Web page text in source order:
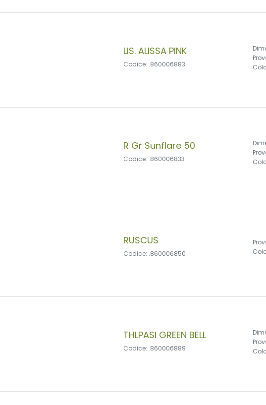
LIS. ALISSA PINK
Codice: .860006883
R Gr Sunflare 50
Codice: .860006833
RUSCUS
Codice: .860006850
THLPASI GREEN BELL
Codice: .860006889